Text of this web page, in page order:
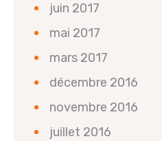
juin 2017
mai 2017
mars 2017
décembre 2016
novembre 2016
juillet 2016